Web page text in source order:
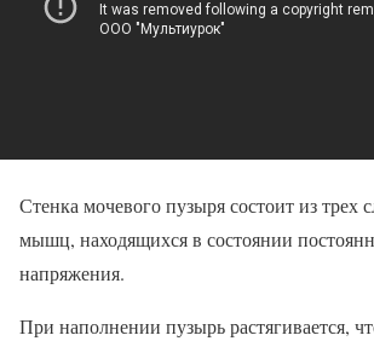
Стенка мочевого пузыря состоит из трех
мышц, находящихся в состоянии
напряжения.
При наполнении пузырь растягивается,